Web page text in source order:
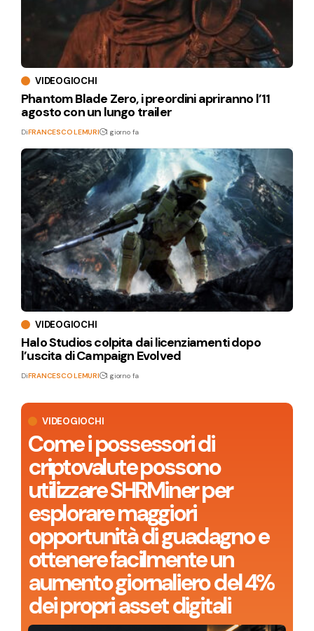
VIDEOGIOCHI
Come i possessori di
criptovalute possono
utilizzare SHRMiner per
esplorare maggiori
opportunità di guadagno e
ottenere facilmente un
aumento giornaliero del 4%
dei propri asset digitali
VIDEOGIOCHI
Phantom Blade Zero, i preordini apriranno l’11
agosto con un lungo trailer
DiFRANCESCO LEMURI 1 giorno fa
VIDEOGIOCHI
Halo Studios colpita dai licenziamenti dopo
l’uscita di Campaign Evolved
DiFRANCESCO LEMURI 1 giorno fa